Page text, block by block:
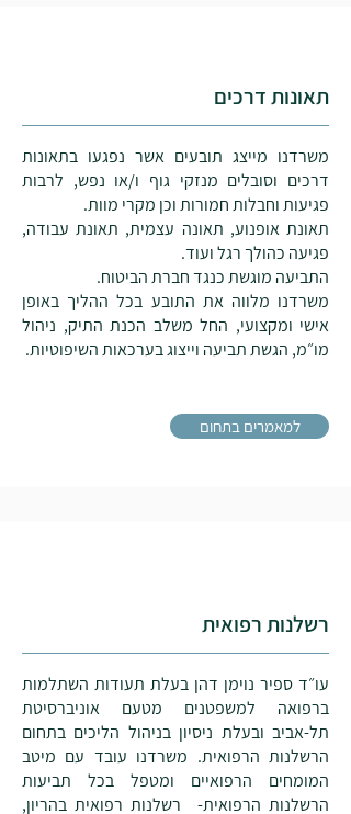
תאונות דרכים
משרדנו מייצג תובעים אשר נפגעו בתאונות
דרכים וסובלים מנזקי גוף ו/או נפש, לרבות
פגיעות וחבלות חמורות וכן מקרי מוות.
תאונת אופנוע, תאונה עצמית, תאונת עבודה,
פגיעה כהולך רגל ועוד.
התביעה מוגשת כנגד חברת הביטוח.
משרדנו מלווה את התובע בכל ההליך באופן
אישי ומקצועי, החל משלב הכנת התיק, ניהול
מו״מ, הגשת תביעה וייצוג בערכאות השיפוטיות.
למאמרים בתחום
רשלנות רפואית
עו״ד ספיר נוימן דהן בעלת תעודות השתלמות
ברפואה למשפטנים מטעם אוניברסיטת
תל-אביב ובעלת ניסיון בניהול הליכים בתחום
הרשלנות הרפואית. משרדנו עובד עם מיטב
המומחים הרפואיים ומטפל בכל תביעות
הרשלנות הרפואית- רשלנות רפואית בהריון,